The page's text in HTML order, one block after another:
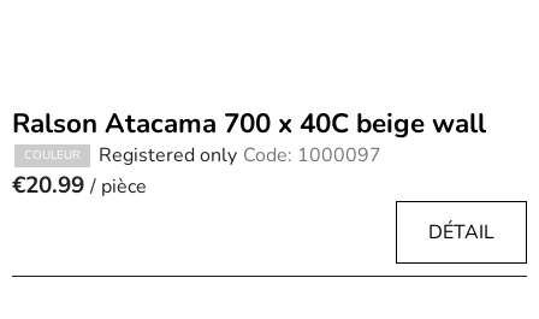
Ralson Atacama 700 x 40C beige wall
COULEUR Registered only Code: 1000097
€20.99 / pièce
DÉTAIL